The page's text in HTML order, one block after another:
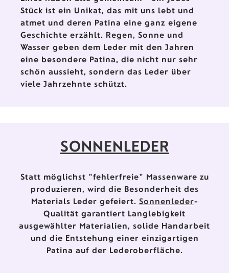
Stück ist ein Unikat, das mit uns lebt und
atmet und deren Patina eine ganz eigene
Geschichte erzählt. Regen, Sonne und
Wasser geben dem Leder mit den Jahren
eine besondere Patina, die nicht nur sehr
schön aussieht, sondern das Leder über
viele Jahrzehnte schützt.
SONNENLEDER
Statt möglichst "fehlerfreie" Massenware zu
produzieren, wird die Besonderheit des
Materials Leder gefeiert. Sonnenleder-
Qualität garantiert Langlebigkeit
ausgewählter Materialien, solide Handarbeit
und die Entstehung einer einzigartigen
Patina auf der Lederoberfläche.